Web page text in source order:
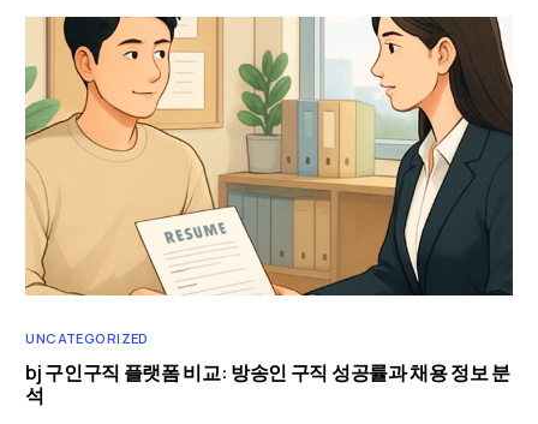
UNCATEGORIZED
bj 구인구직 플랫폼 비교: 방송인 구직 성공률과 채용 정보 분
석